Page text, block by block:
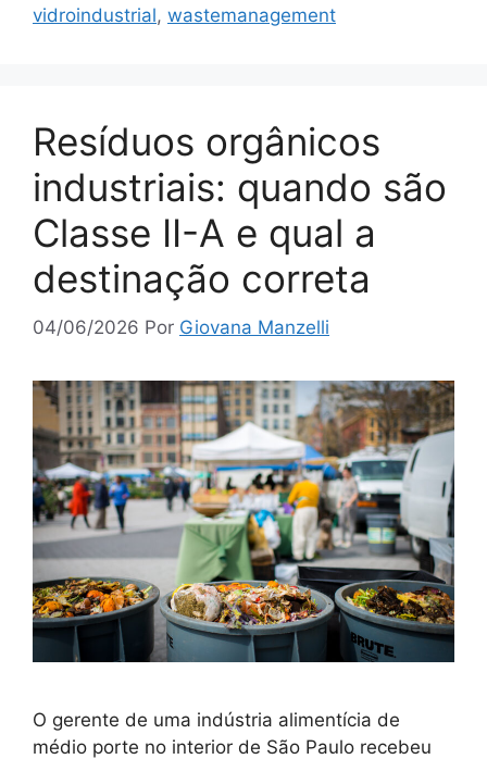
vidroindustrial, wastemanagement
Resíduos orgânicos
industriais: quando são
Classe II-A e qual a
destinação correta
04/06/2026 Por Giovana Manzelli
O gerente de uma indústria alimentícia de
médio porte no interior de São Paulo recebeu